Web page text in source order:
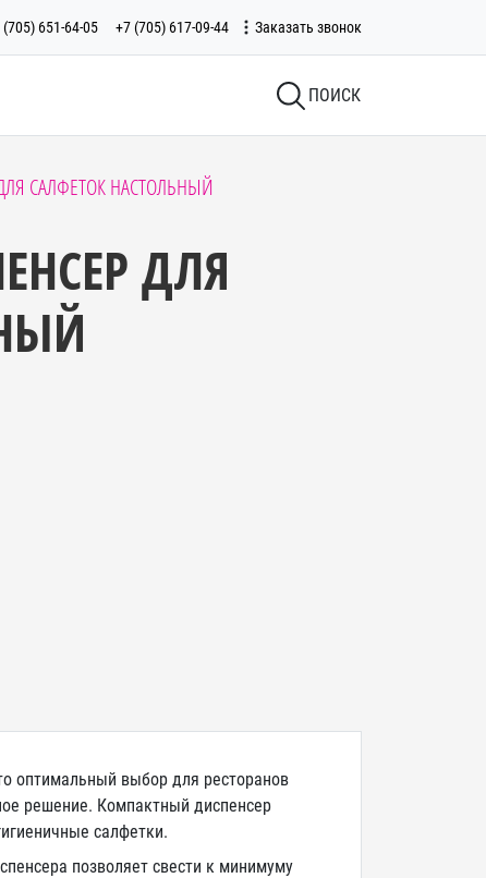
(705) 651-64-05 +7 (705) 617-09-44 Заказать звонок
ПОИСК
ДЛЯ САЛФЕТОК НАСТОЛЬНЫЙ
ДЛЯ
оптимальный выбор для ресторанов
решение. Компактный диспенсер
салфетки.
позволяет свести к минимуму